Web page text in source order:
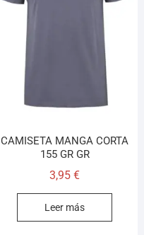
CAMISETA MANGA CORTA
155 GR GR
3,95€
Leer más